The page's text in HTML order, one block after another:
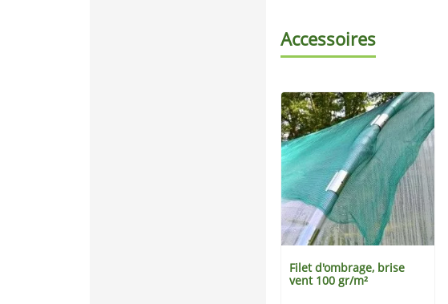
Accessoires
Filet d'ombrage, brise
vent 100 gr/m²